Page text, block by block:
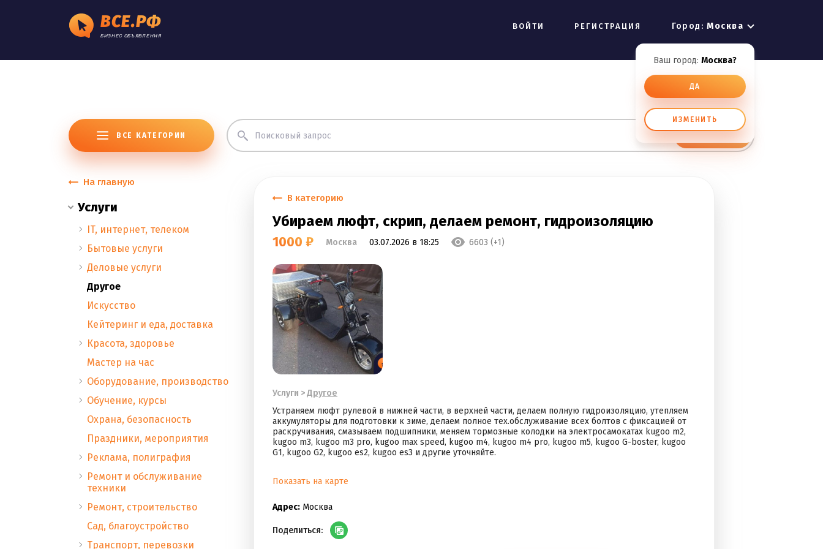
ВСЕ.РФ
БИЗНЕС ОБЪЯВЛЕНИЯ
ВОЙТИ РЕГИСТРАЦИЯ Город:Москва
Ваш город: Москва?
ДА
ИЗМЕНИТЬ
ВСЕ КАТЕГОРИИ
На главную
Услуги
IT, интернет, телеком
Бытовые услуги
Деловые услуги
Другое
Искусство
Кейтеринг и еда, доставка
Красота, здоровье
Мастер на час
Оборудование, производство
Обучение, курсы
Охрана, безопасность
Праздники, мероприятия
Реклама, полиграфия
Ремонт и обслуживание
техники
Ремонт, строительство
Сад, благоустройство
Транспорт, перевозки
В категорию
Убираем люфт, скрип, делаем ремонт, гидроизоляцию
1000 ₽ Москва 03.07.2026 в 18:25 6603 (+1)
Услуги >Другое
Устраняем люфт рулевой в нижней части, в верхней части, делаем полную гидроизоляцию, утепляем
аккумуляторы для подготовки к зиме, делаем полное тех.обслуживание всех болтов с фиксацией от
раскручивания, смазываем подшипники, меняем тормозные колодки на электросамокатах kugoo m2,
kugoo m3, kugoo m3 pro, kugoo max speed, kugoo m4, kugoo m4 pro, kugoo m5, kugoo G-boster, kugoo
G1, kugoo G2, kugoo es2, kugoo es3 и другие уточняйте.
Показать на карте
Адрес: Москва
Поделиться: